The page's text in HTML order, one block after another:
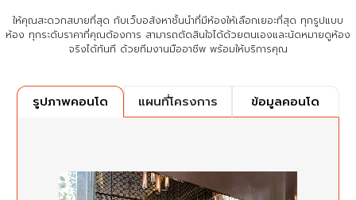
ให้คุณสะดวกสบายที่สุด กับเว็บอสังหาชั้นนำที่มีห้องให้เลือกเยอะที่สุด ทุกรูปแบบ
ห้อง ทุกระดับราคาที่คุณต้องการ สามารถตัดสินใจได้ด้วยตนเองและนัดหมายดูห้อง
จริงได้ทันที ด้วยทีมงานมืออาชีพ พร้อมให้บริการคุณ
รูปภาพคอนโด แผนที่โครงการ ข้อมูลคอนโด